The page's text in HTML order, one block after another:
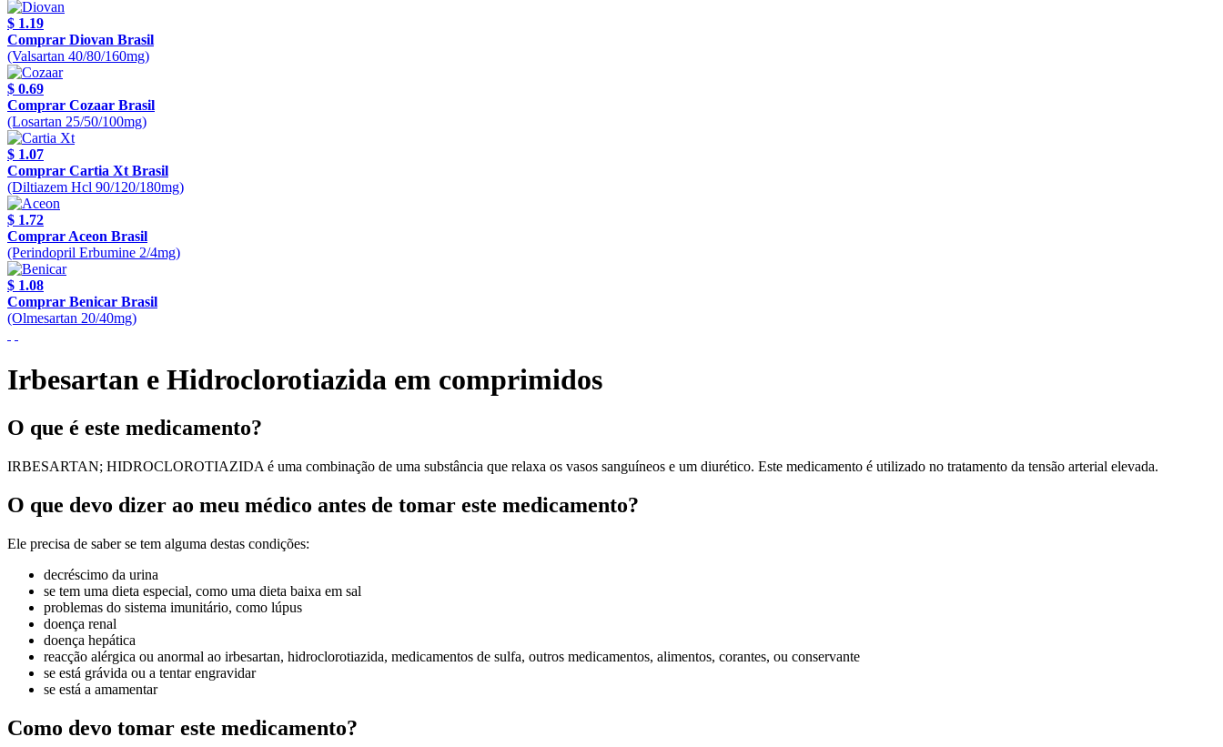
$ 1.19
Comprar Diovan Brasil
(Valsartan 40/80/160mg)
$ 0.69
Comprar Cozaar Brasil
(Losartan 25/50/100mg)
$ 1.07
Comprar Cartia Xt Brasil
(Diltiazem Hcl 90/120/180mg)
$ 1.72
Comprar Aceon Brasil
(Perindopril Erbumine 2/4mg)
$ 1.08
Comprar Benicar Brasil
(Olmesartan 20/40mg)
Irbesartan e Hidroclorotiazida em comprimidos
O que é este medicamento?
IRBESARTAN; HIDROCLOROTIAZIDA é uma combinação de uma substância que relaxa os vasos sanguíneos e um diurético. Este medicamento é utilizado no tratamento da tensão arterial elevada.
O que devo dizer ao meu médico antes de tomar este medicamento?
Ele precisa de saber se tem alguma destas condições:
decréscimo da urina
se tem uma dieta especial, como uma dieta baixa em sal
problemas do sistema imunitário, como lúpus
doença renal
doença hepática
reacção alérgica ou anormal ao irbesartan, hidroclorotiazida, medicamentos de sulfa, outros medicamentos, alimentos, corantes, ou conservante
se está grávida ou a tentar engravidar
se está a amamentar
Como devo tomar este medicamento?